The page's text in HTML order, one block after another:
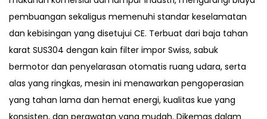
pembuangan sekaligus memenuhi standar keselamatan
dan kebisingan yang disetujui CE. Terbuat dari baja tahan
karat SUS304 dengan kain filter impor Swiss, sabuk
bermotor dan penyelarasan otomatis ruang udara, serta
alas yang ringkas, mesin ini menawarkan pengoperasian
yang tahan lama dan hemat energi, kualitas kue yang
konsisten, dan perawatan yang mudah. ​​Dikemas dalam